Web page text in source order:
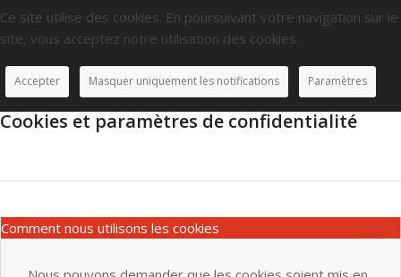
Ce site utilise des cookies. En poursuivant votre navigation sur le
site, vous acceptez notre utilisation des cookies.
Accepter Masquer uniquement les notifications Paramètres
Cookies et paramètres de confidentialité
Comment nous utilisons les cookies